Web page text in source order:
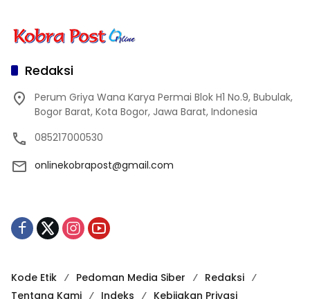
Redaksi
Perum Griya Wana Karya Permai Blok H1 No.9, Bubulak,
Bogor Barat, Kota Bogor, Jawa Barat, Indonesia
085217000530
onlinekobrapost@gmail.com
Kode Etik Pedoman Media Siber
Redaksi
Tentang Kami
Indeks Kebijakan Privasi